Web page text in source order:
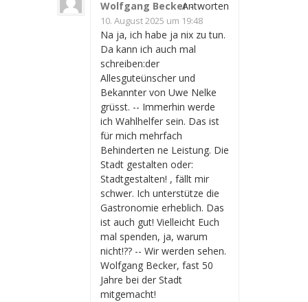
Wolfgang Becker-
10. August 2025 um 19:48
Na ja, ich habe ja nix zu tun.
Da kann ich auch mal
schreiben:der
Allesguteünscher und
Bekannter von Uwe Nelke
grüsst. -- Immerhin werde
ich Wahlhelfer sein. Das ist
für mich mehrfach
Behinderten ne Leistung. Die
Stadt gestalten oder:
Stadtgestalten! , fällt mir
schwer. Ich unterstütze die
Gastronomie erheblich. Das
ist auch gut! Vielleicht Euch
mal spenden, ja, warum
nicht!?? -- Wir werden sehen.
Wolfgang Becker, fast 50
Jahre bei der Stadt
mitgemacht!
Antworten